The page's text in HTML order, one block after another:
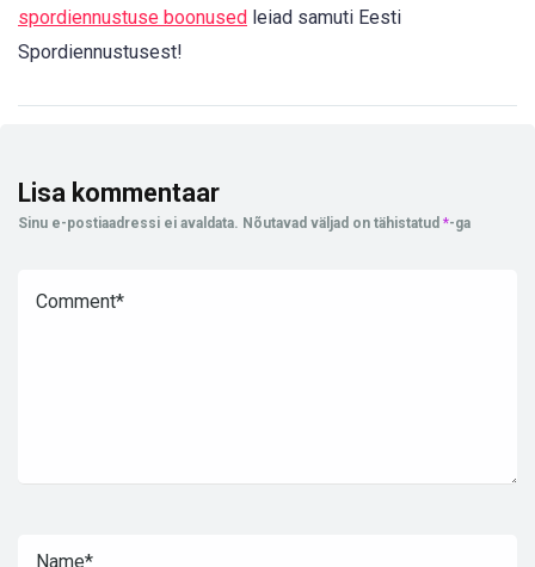
spordiennustuse boonused leiad samuti Eesti
Spordiennustusest!
Lisa kommentaar
Sinu e-postiaadressi ei avaldata. Nõutavad väljad on tähistatud *-ga